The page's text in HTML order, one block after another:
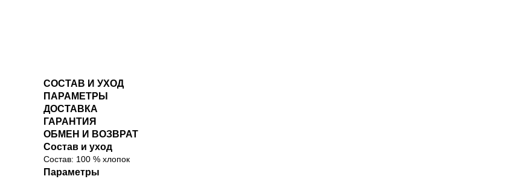
СОСТАВ И УХОД
ПАРАМЕТРЫ
ДОСТАВКА
ГАРАНТИЯ
ОБМЕН И ВОЗВРАТ
Состав и уход
Состав: 100 % хлопок
Параметры